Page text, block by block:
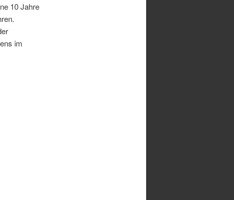
10 Jahre
im